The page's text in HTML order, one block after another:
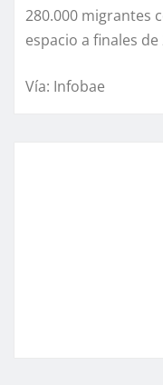
280.000 migrantes
espacio a finales de
Vía: Infobae